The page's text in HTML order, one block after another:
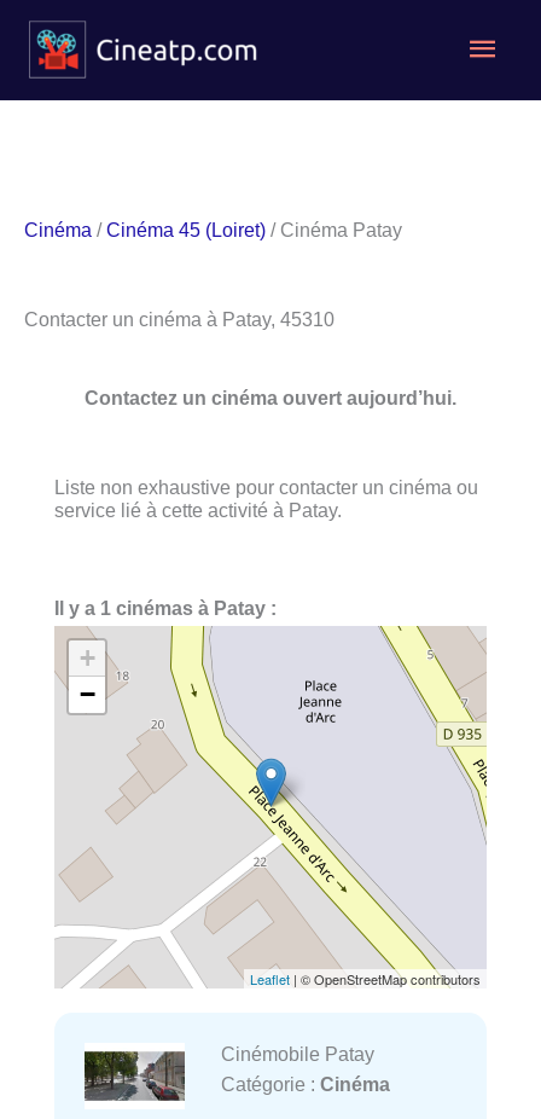
Aller
Cinéma /Cinéma 45 (Loiret) / Cinéma Patay
Contacter un cinéma à Patay, 45310
Contactez un cinéma ouvert aujourd’hui.
Liste non exhaustive pour contacter un cinéma ou
service lié à cette activité à Patay.
Il y a 1 cinémas à Patay :
+
−
Leaflet | © OpenStreetMap contributors
Cinémobile Patay
Catégorie : Cinéma